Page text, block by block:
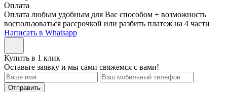
Оплата
Оплата любым удобным для Вас способом + возможность
воспользоваться рассрочкой или разбить платеж на 4 части
Написать в Whatsapp
Купить в 1 клик
Оставьте заявку и мы сами свяжемся с вами!
Отправить